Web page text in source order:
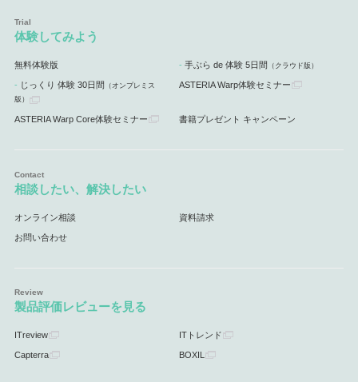
体験してみよう
無料体験版 手ぶら de 体験 5日間 （クラウド版）
じっくり 体験 30日間 （オンプレミス
版）
ASTERIA Warp体験セミナー
ASTERIA Warp Core体験セミナー 書籍プレゼント キャンペーン
相談したい、解決したい
オンライン相談 資料請求
お問い合わせ
製品評価レビューを見る
ITreview ITトレンド
Capterra BOXIL